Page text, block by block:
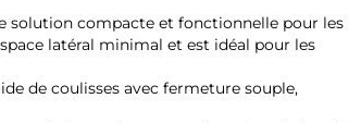
solution compacte et fonctionnelle pour les
latéral minimal et est idéal pour les
de coulisses avec fermeture souple,